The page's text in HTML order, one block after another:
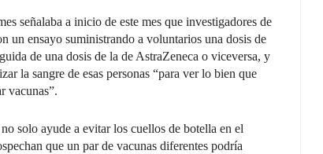
señalaba a inicio de este mes que investigadores de
un ensayo suministrando a voluntarios una dosis de
de una dosis de la de AstraZeneca o viceversa, y
la sangre de esas personas “para ver lo bien que
vacunas”.
solo ayude a evitar los cuellos de botella en el
que un par de vacunas diferentes podría